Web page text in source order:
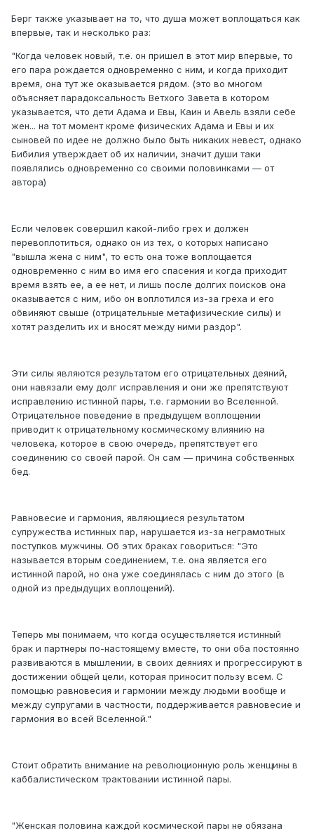
Берг также указывает на то, что душа может воплощаться как
впервые, так и несколько раз:
"Когда человек новый, т.е. он пришел в этот мир впервые, то
его пара рождается одновременно с ним, и когда приходит
время, она тут же оказывается рядом. (это во многом
объясняет парадоксальность Ветхого Завета в котором
указывается, что дети Адама и Евы, Каин и Авель взяли себе
жен... на тот момент кроме физических Адама и Евы и их
сыновей по идее не должно было быть никаких невест, однако
Бибилия утверждает об их наличии, значит души таки
появлялись одновременно со своими половинками — от
автора)
Если человек совершил какой-либо грех и должен
перевоплотиться, однако он из тех, о которых написано
"вышла жена с ним", то есть она тоже воплощается
одновременно с ним во имя его спасения и когда приходит
время взять ее, а ее нет, и лишь после долгих поисков она
оказывается с ним, ибо он воплотился из-за греха и его
обвиняют свыше (отрицательные метафизические силы) и
хотят разделить их и вносят между ними раздор".
Эти силы являются результатом его отрицательных деяний,
они навязали ему долг исправления и они же препятствуют
исправлению истинной пары, т.е. гармонии во Вселенной.
Отрицательное поведение в предыдущем воплощении
приводит к отрицательному космическому влиянию на
человека, которое в свою очередь, препятствует его
соединению со своей парой. Он сам — причина собственных
бед.
Равновесие и гармония, являющиеся результатом
супружества истинных пар, нарушается из-за неграмотных
поступков мужчины. Об этих браках говориться: "Это
называется вторым соединением, т.е. она является его
истинной парой, но она уже соединялась с ним до этого (в
одной из предыдущих воплощений).
Теперь мы понимаем, что когда осуществляется истинный
брак и партнеры по-настоящему вместе, то они оба постоянно
развиваются в мышлении, в своих деяниях и прогрессируют в
достижении общей цели, которая приносит пользу всем. С
помощью равновесия и гармонии между людьми вообще и
между супругами в частности, поддерживается равновесие и
гармония во всей Вселенной."
Стоит обратить внимание на революционную роль женщины в
каббалистическом трактовании истинной пары.
"Женская половина каждой космической пары не обязана